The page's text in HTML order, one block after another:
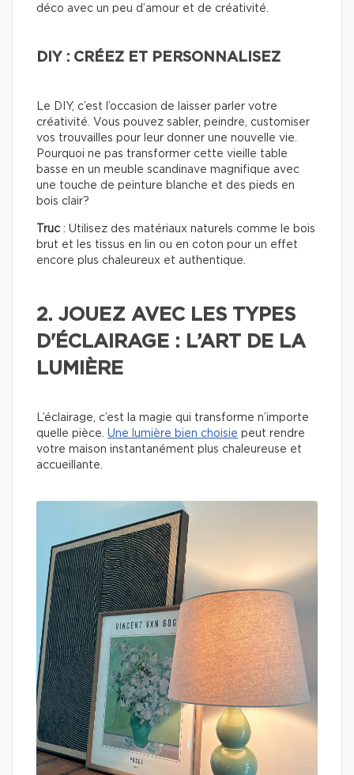
déco avec un peu d’amour et de créativité.
DIY : CRÉEZ ET PERSONNALISEZ
Le DIY, c’est l’occasion de laisser parler votre
créativité. Vous pouvez sabler, peindre, customiser
vos trouvailles pour leur donner une nouvelle vie.
Pourquoi ne pas transformer cette vieille table
basse en un meuble scandinave magnifique avec
une touche de peinture blanche et des pieds en
bois clair?
Truc : Utilisez des matériaux naturels comme le bois
brut et les tissus en lin ou en coton pour un effet
encore plus chaleureux et authentique.
2. JOUEZ AVEC LES TYPES
D'ÉCLAIRAGE : L’ART DE LA
LUMIÈRE
L’éclairage, c’est la magie qui transforme n’importe
quelle pièce. Une lumière bien choisie peut rendre
votre maison instantanément plus chaleureuse et
accueillante.